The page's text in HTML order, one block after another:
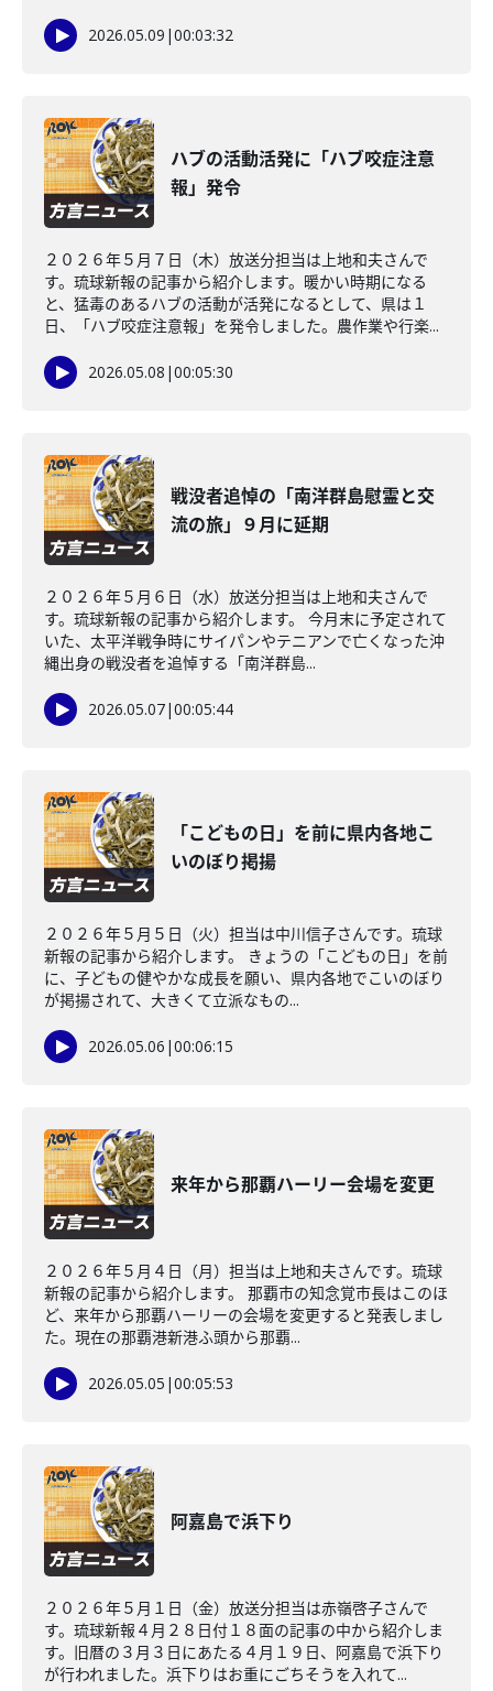
2026.05.09 |00:03:32
ハブの活動活発に「ハブ咬症注意
報」発令
２０２６年５月７日（木）放送分担当は上地和夫さんで
す。琉球新報の記事から紹介します。暖かい時期になる
と、猛毒のあるハブの活動が活発になるとして、県は１
日、「ハブ咬症注意報」を発令しました。農作業や行楽...
2026.05.08 |00:05:30
戦没者追悼の「南洋群島慰霊と交
流の旅」９月に延期
２０２６年５月６日（水）放送分担当は上地和夫さんで
す。琉球新報の記事から紹介します。 今月末に予定されて
いた、太平洋戦争時にサイパンやテニアンで亡くなった沖
縄出身の戦没者を追悼する「南洋群島...
2026.05.07|00:05:44
「こどもの日」を前に県内各地こ
いのぼり掲揚
２０２６年５月５日（火）担当は中川信子さんです。琉球
新報の記事から紹介します。 きょうの「こどもの日」を前
に、子どもの健やかな成長を願い、県内各地でこいのぼり
が掲揚されて、大きくて立派なもの...
2026.05.06 |00:06:15
来年から那覇ハーリー会場を変更
２０２６年５月４日（月）担当は上地和夫さんです。琉球
新報の記事から紹介します。 那覇市の知念覚市長はこのほ
ど、来年から那覇ハーリーの会場を変更すると発表しまし
た。現在の那覇港新港ふ頭から那覇...
2026.05.05 |00:05:53
阿嘉島で浜下り
２０２６年５月１日（金）放送分担当は赤嶺啓子さんで
す。琉球新報４月２８日付１８面の記事の中から紹介しま
す。旧暦の３月３日にあたる４月１９日、阿嘉島で浜下り
が行われました。浜下りはお重にごちそうを入れて...